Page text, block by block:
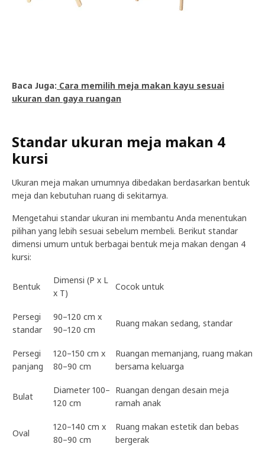
Baca Juga: Cara memilih meja makan kayu sesuai
ukuran dan gaya ruangan
Standar ukuran meja makan 4
kursi
Ukuran meja makan umumnya dibedakan berdasarkan bentuk
meja dan kebutuhan ruang di sekitarnya.
Mengetahui standar ukuran ini membantu Anda menentukan
pilihan yang lebih sesuai sebelum membeli. Berikut standar
dimensi umum untuk berbagai bentuk meja makan dengan 4
kursi:
Bentuk
Dimensi (P x L
x T)
Cocok untuk
Persegi
standar
90–120 cm x
90–120 cm
Ruang makan sedang, standar
Persegi
panjang
120–150 cm x
80–90 cm
Ruangan memanjang, ruang makan
bersama keluarga
Bulat
Diameter 100–
120 cm
Ruangan dengan desain meja
ramah anak
Oval
120–140 cm x
80–90 cm
Ruang makan estetik dan bebas
bergerak